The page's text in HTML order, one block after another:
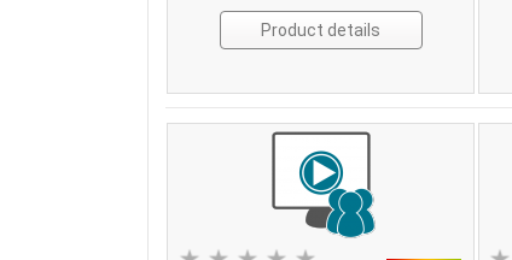
Product details